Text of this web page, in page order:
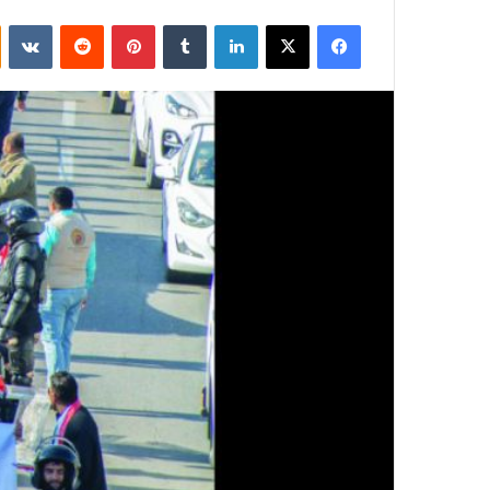
فيسبوك
‫X لينكدإن بينتيريست